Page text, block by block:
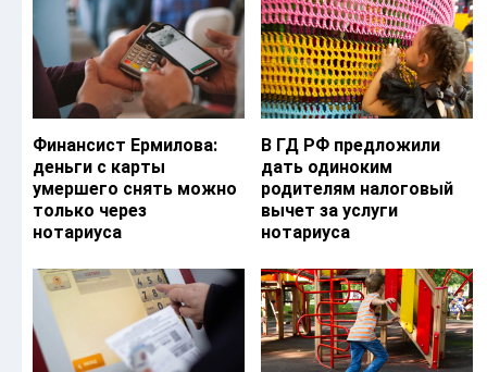
Финансист Ермилова:
деньги с карты
умершего снять можно
только через
нотариуса
В ГД РФ предложили
дать одиноким
родителям налоговый
вычет за услуги
нотариуса